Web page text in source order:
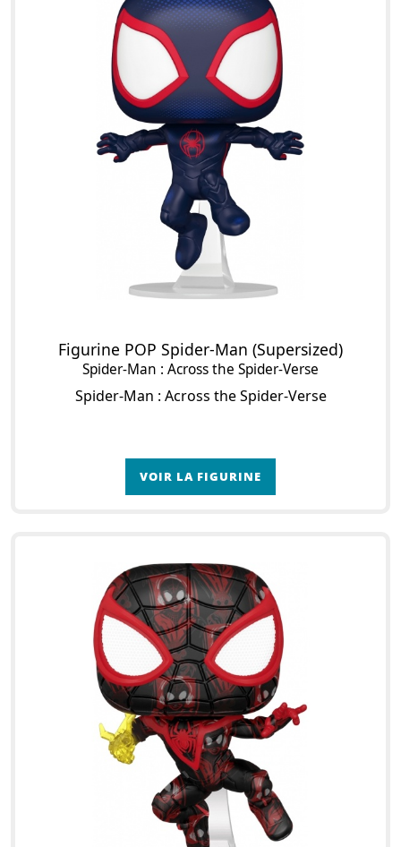
Figurine POP Spider-Man (Supersized)
Spider-Man : Across the Spider-Verse
Spider-Man : Across the Spider-Verse
VOIR LA FIGURINE